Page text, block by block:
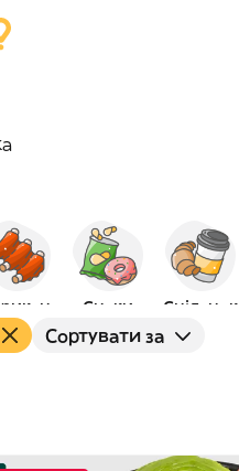
Снеки Сніданок
Сортувати за